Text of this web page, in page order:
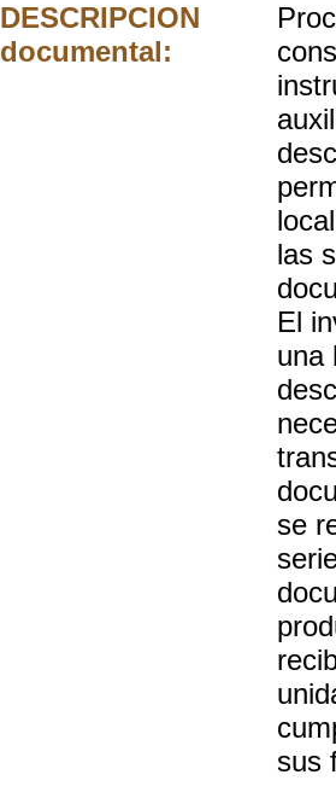
DESCRIPCION
documental:
las
El
una
se
sus